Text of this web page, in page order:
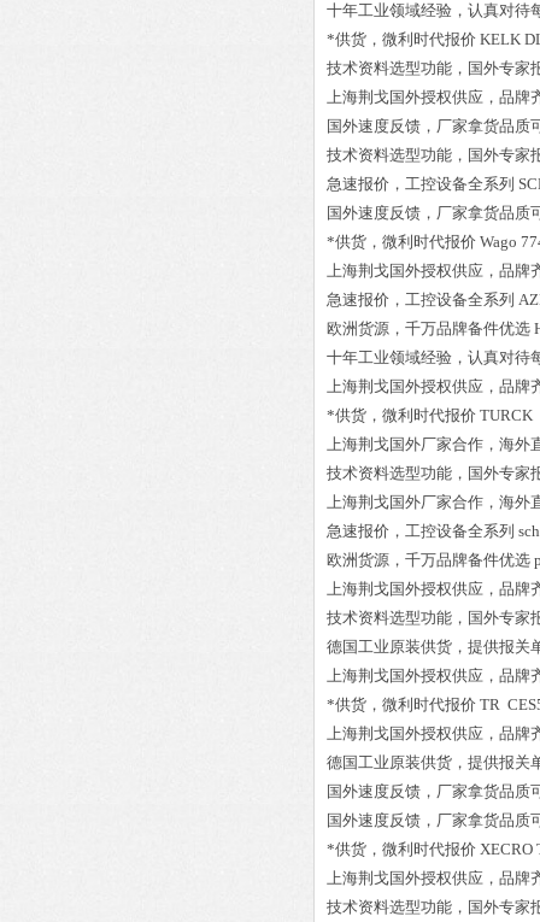
十年工业领域经验，认真对待
*供货，微利时代报价 KELK
技术资料选型功能，国外专家
上海荆戈国外授权供应，品牌
国外速度反馈，厂家拿货品质
技术资料选型功能，国外专家
急速报价，工控设备全系列
国外速度反馈，厂家拿货品质
*供货，微利时代报价 Wago
上海荆戈国外授权供应，品牌
急速报价，工控设备全系列
欧洲货源，千万品牌备件优选
十年工业领域经验，认真对待
上海荆戈国外授权供应，品牌
*供货，微利时代报价 TURCK
上海荆戈国外厂家合作，海外
技术资料选型功能，国外专家
上海荆戈国外厂家合作，海外
急速报价，工控设备全系列
欧洲货源，千万品牌备件优选
上海荆戈国外授权供应，品牌
技术资料选型功能，国外专家
德国工业原装供货，提供报关
上海荆戈国外授权供应，品牌
*供货，微利时代报价 TR
上海荆戈国外授权供应，品牌
德国工业原装供货，提供报关
国外速度反馈，厂家拿货品质
国外速度反馈，厂家拿货品质
*供货，微利时代报价 XECRO
上海荆戈国外授权供应，品牌
技术资料选型功能，国外专家